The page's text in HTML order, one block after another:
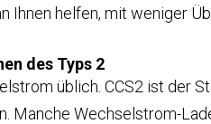
Ihnen helfen, mit weniger
des Typs 2
üblich. CCS2 ist der
Manche Wechselstrom-